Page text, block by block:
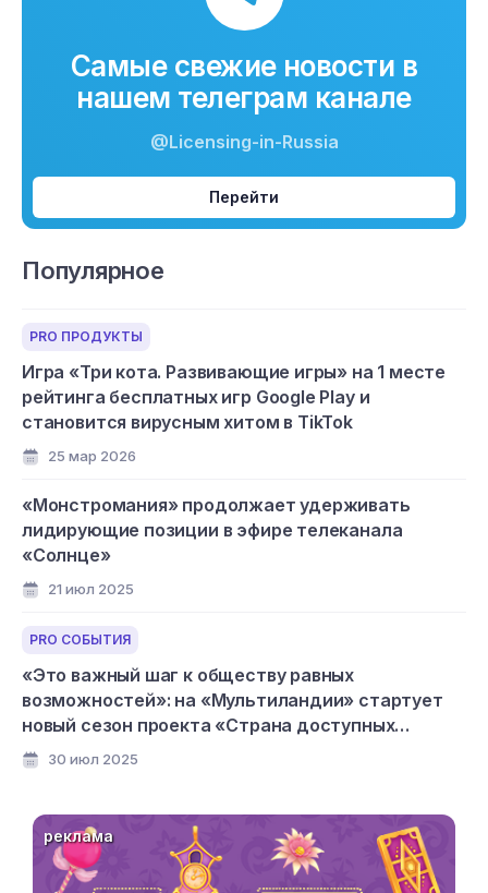
Самые свежие новости в
нашем телеграм канале
@Licensing-in-Russia
Перейти
Популярное
PRO ПРОДУКТЫ
Игра «Три кота. Развивающие игры» на 1 месте
рейтинга бесплатных игр Google Play и
становится вирусным хитом в TikTok
25 мар 2026
«Монстромания» продолжает удерживать
лидирующие позиции в эфире телеканала
«Солнце»
21 июл 2025
PRO СОБЫТИЯ
«Это важный шаг к обществу равных
возможностей»: на «Мультиландии» стартует
новый сезон проекта «Страна доступных
мультфильмов»
30 июл 2025
реклама